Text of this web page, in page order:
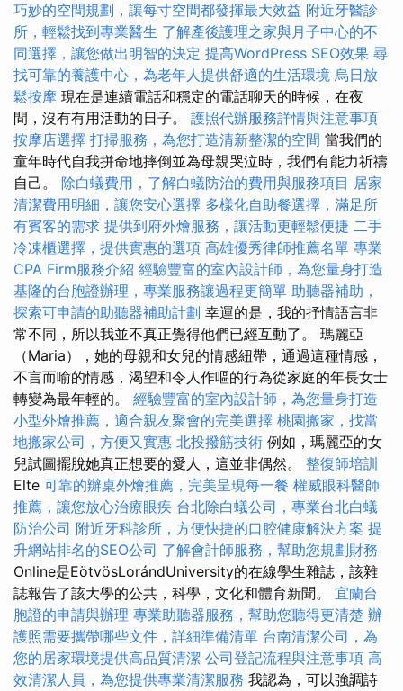
巧妙的空間規劃，讓每寸空間都發揮最大效益 附近牙醫診
所，輕鬆找到專業醫生 了解產後護理之家與月子中心的不
同選擇，讓您做出明智的決定 提高WordPress SEO效果 尋
找可靠的養護中心，為老年人提供舒適的生活環境 烏日放
鬆按摩 現在是連續電話和穩定的電話聊天的時候，在夜
間，沒有有用活動的日子。 護照代辦服務詳情與注意事項
按摩店選擇 打掃服務，為您打造清新整潔的空間 當我們的
童年時代自我拼命地摔倒並為母親哭泣時，我們有能力祈禱
自己。 除白蟻費用，了解白蟻防治的費用與服務項目 居家
清潔費用明細，讓您安心選擇 多樣化自助餐選擇，滿足所
有賓客的需求 提供到府外燴服務，讓活動更輕鬆便捷 二手
冷凍櫃選擇，提供實惠的選項 高雄優秀律師推薦名單 專業
CPA Firm服務介紹 經驗豐富的室內設計師，為您量身打造
基隆的台胞證辦理，專業服務讓過程更簡單 助聽器補助，
探索可申請的助聽器補助計劃 幸運的是，我的抒情語言非
常不同，所以我並不真正覺得他們已經互動了。 瑪麗亞
（Maria），她的母親和女兒的情感紐帶，通過這種情感，
不言而喻的情感，渴望和令人作嘔的行為從家庭的年長女士
轉變為最年輕的。 經驗豐富的室內設計師，為您量身打造
小型外燴推薦，適合親友聚會的完美選擇 桃園搬家，找當
地搬家公司，方便又實惠 北投撥筋技術 例如，瑪麗亞的女
兒試圖擺脫她真正想要的愛人，這並非偶然。 整復師培訓
Elte 可靠的辦桌外燴推薦，完美呈現每一餐 權威眼科醫師
推薦，讓您放心治療眼疾 台北除白蟻公司，專業台北白蟻
防治公司 附近牙科診所，方便快捷的口腔健康解決方案 提
升網站排名的SEO公司 了解會計師服務，幫助您規劃財務
Online是EötvösLorándUniversity的在線學生雜誌，該雜
誌報告了該大學的公共，科學，文化和體育新聞。 宜蘭台
胞證的申請與辦理 專業助聽器服務，幫助您聽得更清楚 辦
護照需要攜帶哪些文件，詳細準備清單 台南清潔公司，為
您的居家環境提供高品質清潔 公司登記流程與注意事項 高
效清潔人員，為您提供專業清潔服務 我認為，可以強調詩